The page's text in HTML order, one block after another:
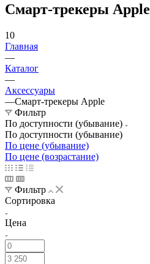
Смарт-трекеры Apple
10
Главная
—
Каталог
—
Аксессуары
—Смарт-трекеры Apple
Фильтр
По доступности (убывание)
По доступности (убывание)
По цене (убывание)
По цене (возрастание)
Фильтр
Сортировка
Цена